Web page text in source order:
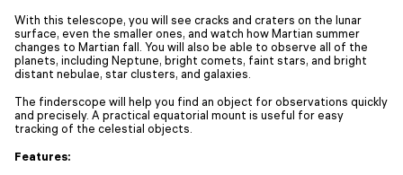
With this telescope, you will see cracks and craters on the lunar
surface, even the smaller ones, and watch how Martian summer
changes to Martian fall. You will also be able to observe all of the
planets, including Neptune, bright comets, faint stars, and bright
distant nebulae, star clusters, and galaxies.
The finderscope will help you find an object for observations quickly
and precisely. A practical equatorial mount is useful for easy
tracking of the celestial objects.
Features: